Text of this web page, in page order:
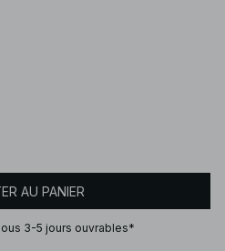
AU PANIER
3-5 jours ouvrables*